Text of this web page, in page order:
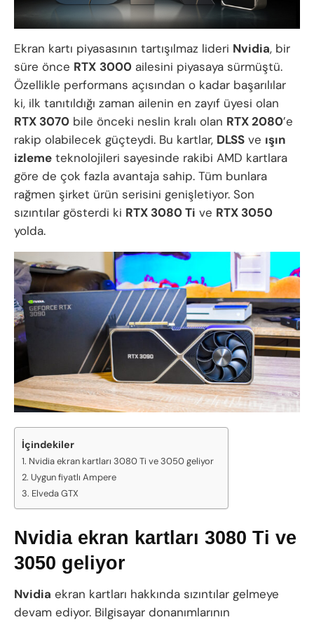
Ekran kartı piyasasının tartışılmaz lideri Nvidia, bir
süre önce RTX 3000 ailesini piyasaya sürmüştü.
Özellikle performans açısından o kadar başarılılar
ki, ilk tanıtıldığı zaman ailenin en zayıf üyesi olan
RTX 3070 bile önceki neslin kralı olan RTX 2080’e
rakip olabilecek güçteydi. Bu kartlar, DLSS ve ışın
izleme teknolojileri sayesinde rakibi AMD kartlara
göre de çok fazla avantaja sahip. Tüm bunlara
rağmen şirket ürün serisini genişletiyor. Son
sızıntılar gösterdi ki RTX 3080 Ti ve RTX 3050
yolda.
İçindekiler
Nvidia ekran kartları 3080 Ti ve 3050 geliyor
Uygun fiyatlı Ampere
Elveda GTX
Nvidia ekran kartları 3080 Ti ve
3050 geliyor
Nvidia ekran kartları hakkında sızıntılar gelmeye
devam ediyor. Bilgisayar donanımlarının